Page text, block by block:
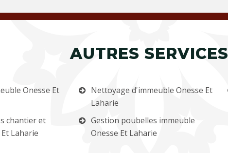
AUTRES SERVICES
Onesse Et
chantier et
Laharie
Nettoyage d'immeuble Onesse Et
Laharie
Gestion poubelles immeuble
Onesse Et Laharie